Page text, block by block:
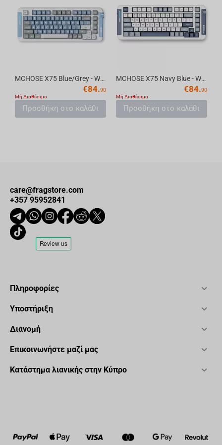
MCHOSE X75 Blue/Grey - Wireless Mechanical Keyboard
€84.90
Μή Διαθέσιμο
Προσθήκη στο καλάθι
MCHOSE X75 Navy Blue - Wireless Mechanical Keyboard
€84.90
Μή Διαθέσιμο
Προσθήκη στο καλάθι
care@fragstore.com
+357 95952841
Πληροφορίες
Υποστήριξη
Διανομή
Επικοινωνήστε μαζί μας
Κατάστημα λιανικής στην Κύπρο